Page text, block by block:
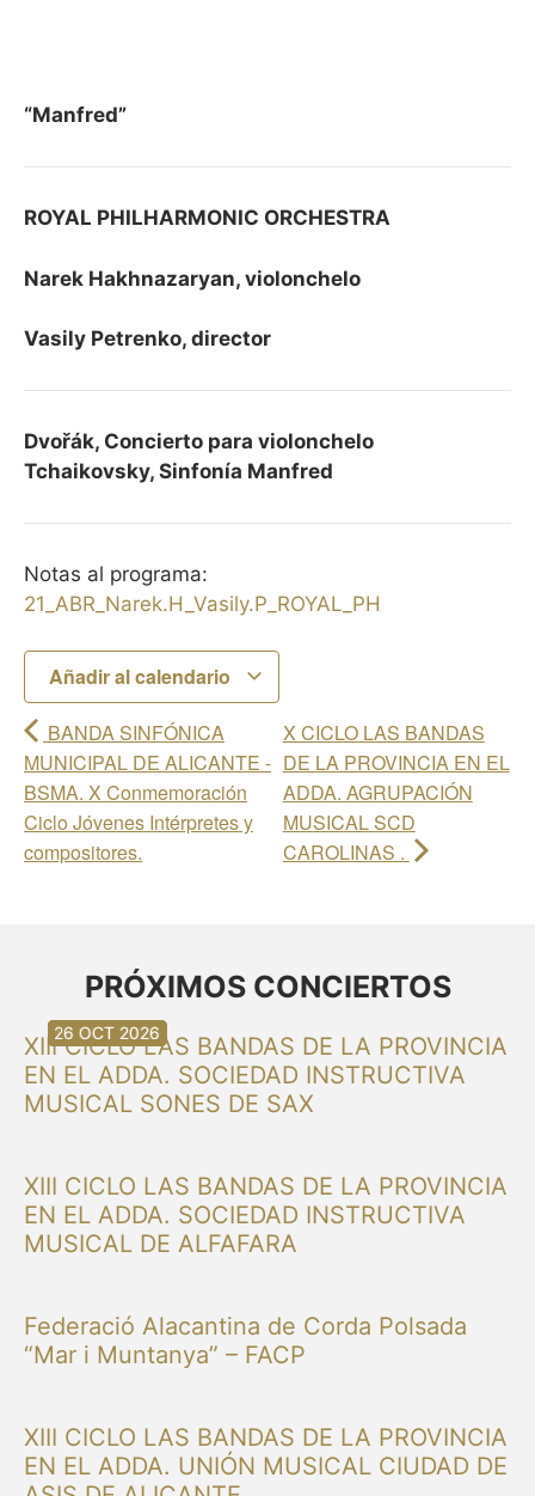
“Manfred”
ROYAL PHILHARMONIC ORCHESTRA
Narek Hakhnazaryan, violonchelo
Vasily Petrenko, director
Dvořák, Concierto para violonchelo
Tchaikovsky, Sinfonía Manfred
Notas al programa:
21_ABR_Narek.H_Vasily.P_ROYAL_PH
Añadir al calendario
BANDA SINFÓNICA
MUNICIPAL DE ALICANTE -
BSMA. X Conmemoración
Ciclo Jóvenes Intérpretes y
compositores.
X CICLO LAS BANDAS
DE LA PROVINCIA EN EL
ADDA. AGRUPACIÓN
MUSICAL SCD
CAROLINAS .
PRÓXIMOS CONCIERTOS
XIII CICLO LAS BANDAS DE LA PROVINCIA
EN EL ADDA. SOCIEDAD INSTRUCTIVA
MUSICAL SONES DE SAX
30 AGO 2026
XIII CICLO LAS BANDAS DE LA PROVINCIA
EN EL ADDA. SOCIEDAD INSTRUCTIVA
MUSICAL DE ALFAFARA
30 AGO 2026
Federació Alacantina de Corda Polsada
“Mar i Muntanya” – FACP
13 SEP 2026
XIII CICLO LAS BANDAS DE LA PROVINCIA
EN EL ADDA. UNIÓN MUSICAL CIUDAD DE
20 SEP 2026
20 SEP 2026
26 SEP 2026
03 OCT 2026
16 OCT 2026
26 OCT 2026